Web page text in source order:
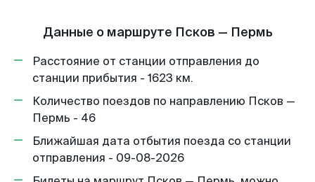
Данные о маршруте Псков — Пермь
Расстояние от станции отправления до
станции прибытия - 1623 км.
Количество поездов по направлению Псков —
Пермь - 46
Ближайшая дата отбытия поезда со станции
отправления - 09-08-2026